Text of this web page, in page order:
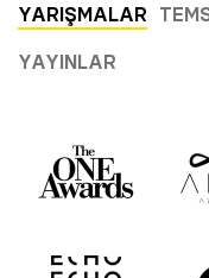
YARIŞMALAR
YAYINLAR